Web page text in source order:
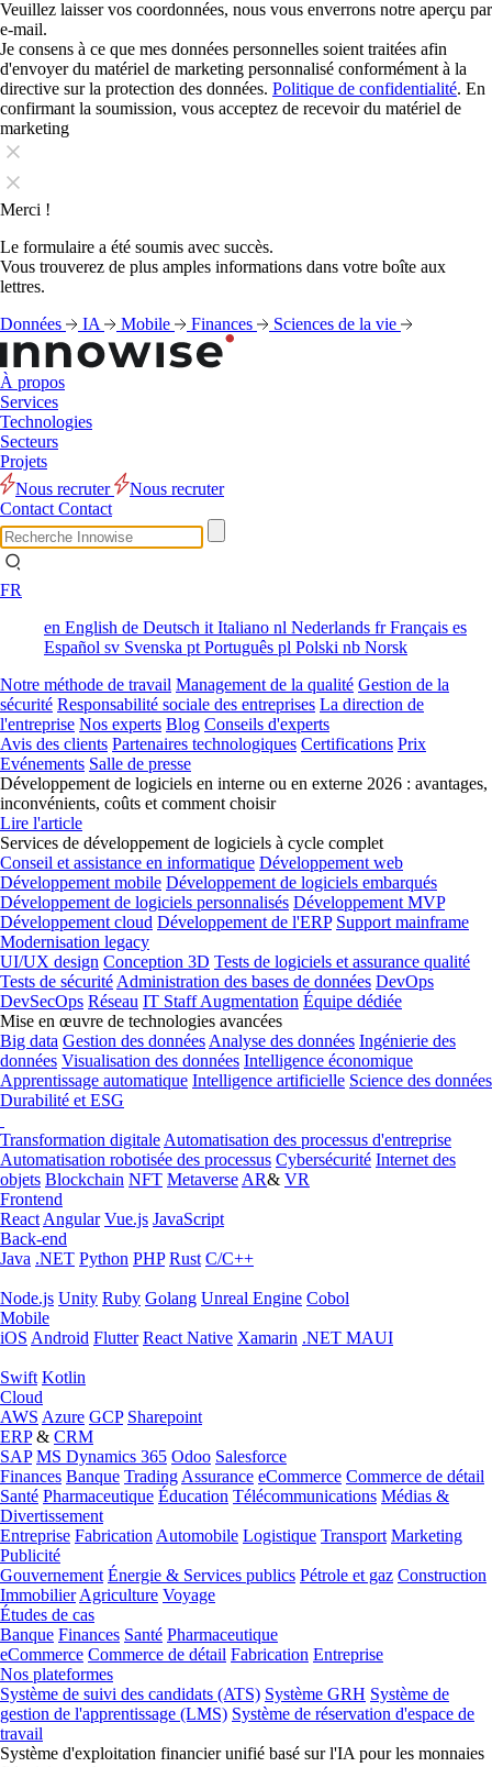
Veuillez laisser vos coordonnées, nous vous enverrons notre aperçu par
e-mail.
Je consens à ce que mes données personnelles soient traitées afin
d'envoyer du matériel de marketing personnalisé conformément à la
directive sur la protection des données. Politique de confidentialité. En
confirmant la soumission, vous acceptez de recevoir du matériel de
marketing
Merci !
Le formulaire a été soumis avec succès.
Vous trouverez de plus amples informations dans votre boîte aux
lettres.
Données
IA Mobile Finances Sciences de la vie
À propos
Services
Technologies
Secteurs
Projets
Nous recruter
Nous recruter
Contact Contact
FR
en English de Deutsch it Italiano nl Nederlands frFrançais es
Español sv Svenska pt Português pl Polski nb Norsk
Notre méthode de travail Management de la qualité Gestion de la
sécurité Responsabilité sociale des entreprises La direction de
l'entreprise Nos experts Blog Conseils d'experts
Avis des clients Partenaires technologiques Certifications Prix
Evénements Salle de presse
Développement de logiciels en interne ou en externe 2026 : avantages,
inconvénients, coûts et comment choisir
Lire l'article
Services de développement de logiciels à cycle complet
Conseil et assistance en informatique Développement web
Développement mobile Développement de logiciels embarqués
Développement de logiciels personnalisés Développement MVP
Développement cloud Développement de l'ERP Support mainframe
Modernisation legacy
UI/UX design Conception 3D Tests de logiciels et assurance qualité
Tests de sécurité Administration des bases de données DevOps
DevSecOps Réseau IT Staff Augmentation Équipe dédiée
Mise en œuvre de technologies avancées
Big data Gestion des données Analyse des données Ingénierie des
données Visualisation des données Intelligence économique
Apprentissage automatique Intelligence artificielle Science des données
Durabilité et ESG
Transformation digitale Automatisation des processus d'entreprise
Automatisation robotisée des processus Cybersécurité Internet des
objets Blockchain NFT Metaverse AR& VR
Frontend
React Angular Vue.js JavaScript
Back-end
Java .NET Python PHP Rust C/C++
Node.js Unity Ruby Golang Unreal Engine Cobol
Mobile
iOS Android Flutter React Native Xamarin .NET MAUI
Swift Kotlin
Cloud
AWS Azure GCP Sharepoint
ERP& CRM
SAP MS Dynamics 365 Odoo Salesforce
Finances Banque Trading Assurance eCommerce Commerce de détail
Santé Pharmaceutique Éducation Télécommunications Médias &
Divertissement
Entreprise Fabrication Automobile Logistique Transport Marketing
Publicité
Gouvernement Énergie & Services publics Pétrole et gaz Construction
Immobilier Agriculture Voyage
Études de cas
Banque Finances Santé Pharmaceutique
eCommerce Commerce de détail Fabrication Entreprise
Nos plateformes
Système de suivi des candidats (ATS) Système GRH Système de
gestion de l'apprentissage (LMS) Système de réservation d'espace de
travail
Système d'exploitation financier unifié basé sur l'IA pour les monnaies